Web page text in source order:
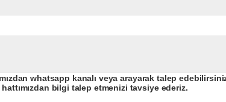
whatsapp kanalı veya arayarak talep
bilgi talep etmenizi tavsiye ederiz.